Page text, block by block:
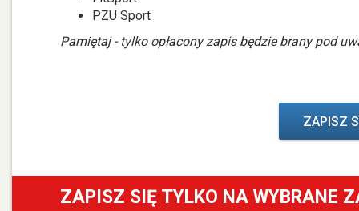
PZU Sport
Pamiętaj - tylko opłacony zapis będzie brany pod
ZAPISZ
ZAPISZ SIĘ TYLKO NA WYBRANE